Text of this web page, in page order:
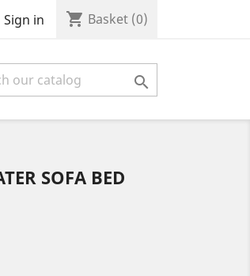
Sign in shopping_cart Basket (0)

SOFA BED